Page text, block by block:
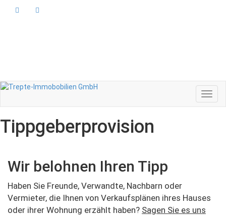
Tippgeberprovision
Wir belohnen Ihren Tipp
Haben Sie Freunde, Verwandte, Nachbarn oder
Vermieter, die Ihnen von Verkaufsplänen ihres Hauses
oder ihrer Wohnung erzählt haben? Sagen Sie es uns